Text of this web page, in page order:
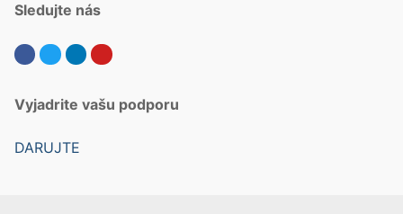
Sledujte nás
Vyjadrite vašu podporu
DARUJTE